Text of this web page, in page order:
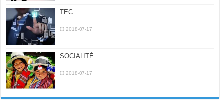
TEC
2018-07-17
SOCIALITÉ
2018-07-17